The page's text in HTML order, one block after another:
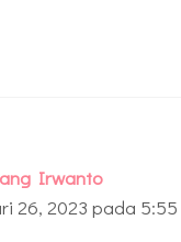
Irwanto
26, 2023 pada 5:55